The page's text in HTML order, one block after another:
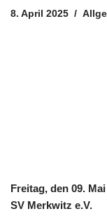
8. April 2025
Freitag, den 09.
SV Merkwitz e.V.